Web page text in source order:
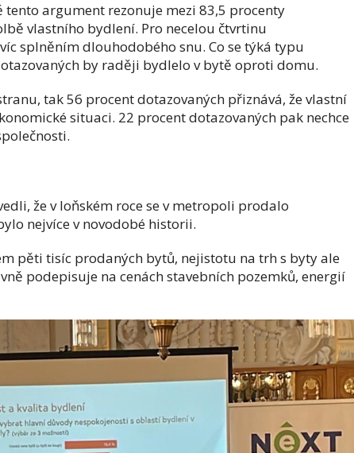
argument rezonuje mezi 83,5 procenty
vlastního bydlení. Pro necelou čtvrtinu
splněním dlouhodobého snu. Co se týká typu
by raději bydlelo v bytě oproti domu.
tak 56 procent dotazovaných přiznává, že vlastní
situaci. 22 procent dotazovaných pak nechce
že v loňském roce se v metropoli prodalo
nejvíce v novodobé historii.
pěti tisíc prodaných bytů, nejistotu na trh s byty ale
podepisuje na cenách stavebních pozemků, energií